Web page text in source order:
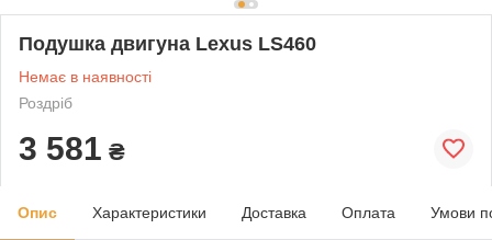
Подушка двигуна Lexus LS460
Немає в наявності
Роздріб
3 581 ₴
Опис Характеристики Доставка Оплата Умови